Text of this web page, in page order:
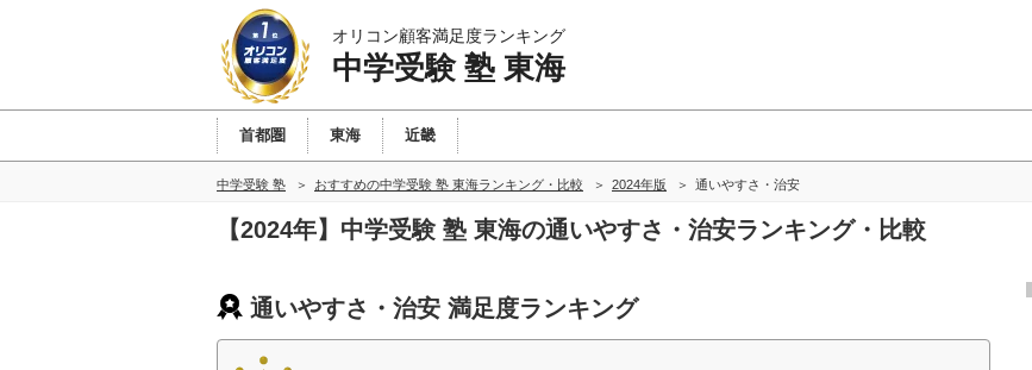
オリコン顧客満足度ランキング
中学受験 塾 東海
首都圏 東海 近畿
中学受験 塾 おすすめの中学受験 塾 東海ランキング・比較 2024年版 通いやすさ・治安
【2024年】中学受験 塾 東海の通いやすさ・治安ランキング・比較
通いやすさ・治安 満足度ランキング